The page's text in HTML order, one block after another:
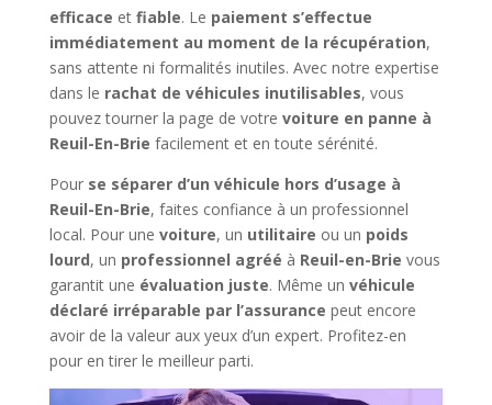
efficace et fiable. Le paiement s’effectue
immédiatement au moment de la récupération,
sans attente ni formalités inutiles. Avec notre expertise
dans le rachat de véhicules inutilisables, vous
pouvez tourner la page de votre voiture en panne à
Reuil-En-Brie facilement et en toute sérénité.
Pour se séparer d’un véhicule hors d’usage à
Reuil-En-Brie, faites confiance à un professionnel
local. Pour une voiture, un utilitaire ou un poids
lourd, un professionnel agréé à Reuil-en-Brie vous
garantit une évaluation juste. Même un véhicule
déclaré irréparable par l’assurance peut encore
avoir de la valeur aux yeux d’un expert. Profitez-en
pour en tirer le meilleur parti.